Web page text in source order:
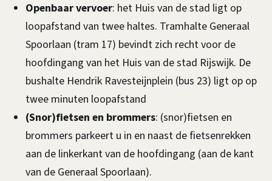
i
n
k
i
s
x
t
e
Openbaar vervoer: het Huis van de stad ligt op
loopafstand van twee haltes. Tramhalte Generaal
Spoorlaan (tram 17) bevindt zich recht voor de
hoofdingang van het Huis van de stad Rijswijk. De
bushalte Hendrik Ravesteijnplein (bus 23) ligt op op
twee minuten loopafstand
(Snor)fietsen en brommers: (snor)fietsen en
brommers parkeert u in en naast de fietsenrekken
aan de linkerkant van de hoofdingang (aan de kant
van de Generaal Spoorlaan).